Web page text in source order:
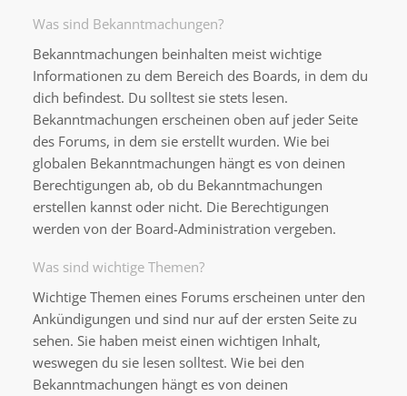
Was sind Bekanntmachungen?
Bekanntmachungen beinhalten meist wichtige
Informationen zu dem Bereich des Boards, in dem du
dich befindest. Du solltest sie stets lesen.
Bekanntmachungen erscheinen oben auf jeder Seite
des Forums, in dem sie erstellt wurden. Wie bei
globalen Bekanntmachungen hängt es von deinen
Berechtigungen ab, ob du Bekanntmachungen
erstellen kannst oder nicht. Die Berechtigungen
werden von der Board-Administration vergeben.
Was sind wichtige Themen?
Wichtige Themen eines Forums erscheinen unter den
Ankündigungen und sind nur auf der ersten Seite zu
sehen. Sie haben meist einen wichtigen Inhalt,
weswegen du sie lesen solltest. Wie bei den
Bekanntmachungen hängt es von deinen